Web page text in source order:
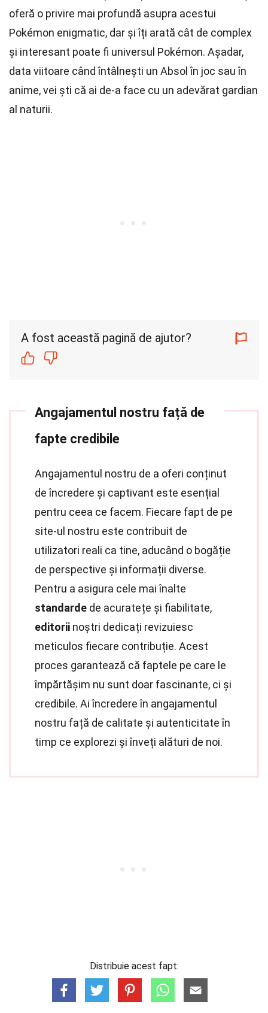
oferă o privire mai profundă asupra acestui
Pokémon enigmatic, dar și îți arată cât de complex
și interesant poate fi universul Pokémon. Așadar,
data viitoare când întâlnești un Absol în joc sau în
anime, vei ști că ai de-a face cu un adevărat gardian
al naturii.
A fost această pagină de ajutor?
Angajamentul nostru față de
fapte credibile
Angajamentul nostru de a oferi conținut
de încredere și captivant este esențial
pentru ceea ce facem. Fiecare fapt de pe
site-ul nostru este contribuit de
utilizatori reali ca tine, aducând o bogăție
de perspective și informații diverse.
Pentru a asigura cele mai înalte
standarde de acuratețe și fiabilitate,
editorii noștri dedicați revizuiesc
meticulos fiecare contribuție. Acest
proces garantează că faptele pe care le
împărtășim nu sunt doar fascinante, ci și
credibile. Ai încredere în angajamentul
nostru față de calitate și autenticitate în
timp ce explorezi și înveți alături de noi.
Distribuie acest fapt: